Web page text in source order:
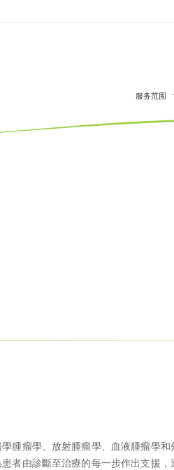
服务范围
腫瘤學、放射腫瘤學、血液腫瘤學
者由診斷至治療的每一步作出支援